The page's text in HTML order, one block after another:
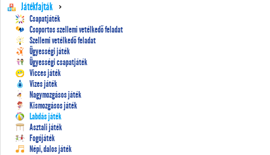
Játékfajták
Csapatjáték
Csoportos szellemi vetélkedő feladat
Szellemi vetélkedő feladat
Ügyességi játék
Ügyességi csapatjáték
Vicces játék
Vizes játék
Nagymozgásos játék
Kismozgásos játék
Labdás játék
Asztali játék
Fogójáték
Népi, dalos játék